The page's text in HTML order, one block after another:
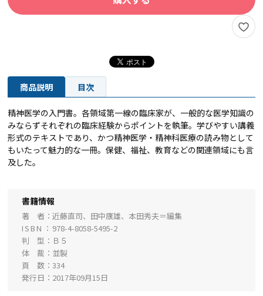
商品説明 目次
精神医学の入門書。各領域第一線の臨床家が、一般的な医学知識の
みならずそれぞれの臨床経験からポイントを執筆。学びやすい講義
形式のテキストであり、かつ精神医学・精神科医療の読み物として
もいたって魅力的な一冊。保健、福祉、教育などの関連領域にも言
及した。
書籍情報
著 者
近藤直司、田中康雄、本田秀夫＝編集
ISBN
978-4-8058-5495-2
判 型
Ｂ５
体 裁
並製
頁 数
334
発行日
2017年09月15日